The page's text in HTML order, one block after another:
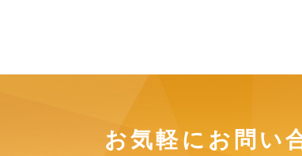
お気軽にお問い